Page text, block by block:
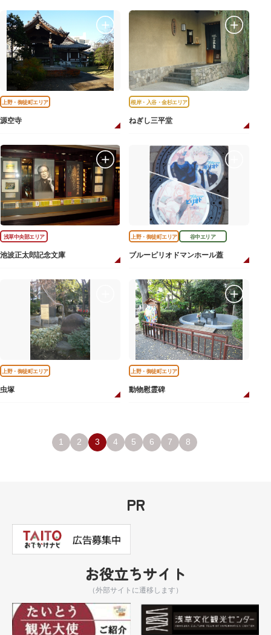
上野・御徒町エリア
源空寺
根岸・入谷・金杉エリア
ねぎし三平堂
浅草中央部エリア
池波正太郎記念文庫
上野・御徒町エリア 谷中エリア
ブルーピリオドマンホール蓋
上野・御徒町エリア
虫塚
上野・御徒町エリア
動物慰霊碑
1 2 3 4 5 6 7 8
PR
お役立ちサイト
（外部サイトに遷移します）